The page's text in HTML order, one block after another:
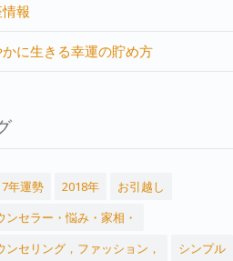
報
に生きる幸運の貯め方
年運勢 2018年
お引越し
ンセラー・悩み・家相・
ンセリング，ファッション，
シンプル